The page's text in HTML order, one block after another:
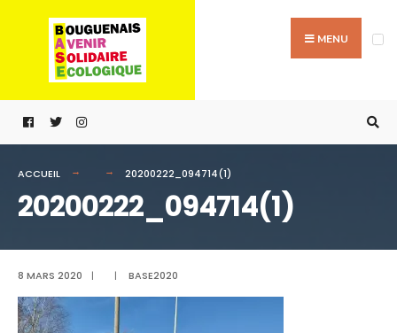
contenu
MENU
ACCUEIL 20200222_094714(1)
20200222_094714(1)
8 MARS 2020 | | BASE2020
for: